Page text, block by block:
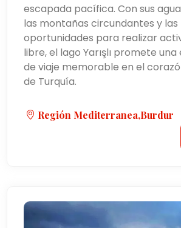
escapada pacífica. Con sus
las montañas circundantes y las
oportunidades para realizar
libre, el lago Yarışlı promete
de viaje memorable en el
de Turquía.
Región Mediterranea,burdur